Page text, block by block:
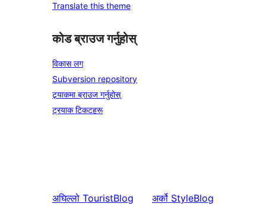
Translate this theme
कोड ब्राउज गर्नुहोस्
विकास लग
Subversion repository
ट्र्याकमा ब्राउज गर्नुहोस्
ट्रयाक टिकटहरू
अघिल्लो TouristBlog अर्को StyleBlog